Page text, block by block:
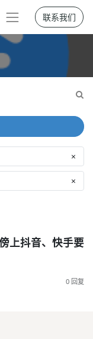
联系我们
×
×
上抖音、快手要
0 回复